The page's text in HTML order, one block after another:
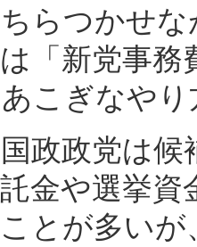
らつかせ
「新党事
こぎなや
政政党は候
金や選挙
とが多い